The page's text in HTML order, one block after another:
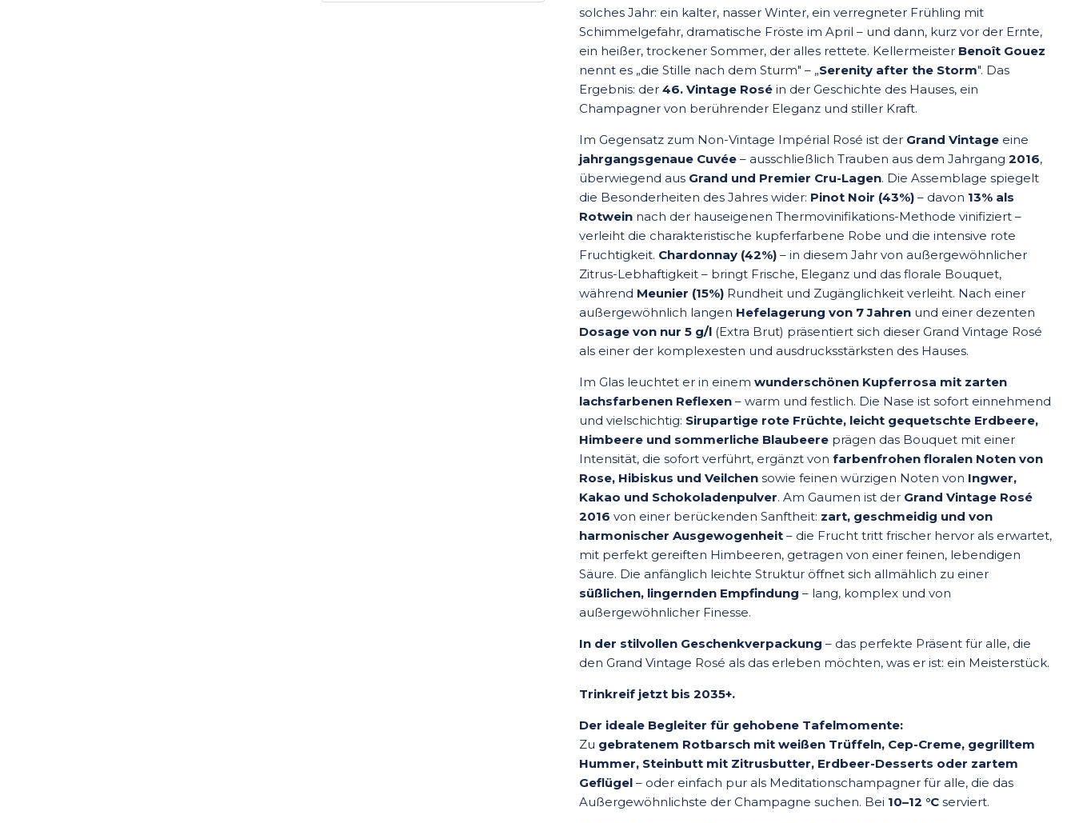
solches Jahr: ein kalter, nasser Winter, ein verregneter Frühling mit
Schimmelgefahr, dramatische Fröste im April – und dann, kurz vor der Ernte,
ein heißer, trockener Sommer, der alles rettete. Kellermeister Benoît Gouez
nennt es „die Stille nach dem Sturm" – „Serenity after the Storm". Das
Ergebnis: der 46. Vintage Roséin der Geschichte des Hauses, ein
Champagner von berührender Eleganz und stiller Kraft.
Im Gegensatz zum Non-Vintage Impérial Rosé ist der Grand Vintageeine
jahrgangsgenaue Cuvée– ausschließlich Trauben aus dem Jahrgang 2016,
überwiegend aus Grand und Premier Cru-Lagen. Die Assemblage spiegelt
die Besonderheiten des Jahres wider: Pinot Noir (43%)– davon 13% als
Rotweinnach der hauseigenen Thermovinifikations-Methode vinifiziert –
verleiht die charakteristische kupferfarbene Robe und die intensive rote
Fruchtigkeit. Chardonnay (42%)– in diesem Jahr von außergewöhnlicher
Zitrus-Lebhaftigkeit – bringt Frische, Eleganz und das florale Bouquet,
während Meunier (15%)Rundheit und Zugänglichkeit verleiht. Nach einer
außergewöhnlich langen Hefelagerung von 7 Jahrenund einer dezenten
Dosage von nur 5 g/l(Extra Brut) präsentiert sich dieser Grand Vintage Rosé
als einer der komplexesten und ausdrucksstärksten des Hauses.
Im Glas leuchtet er in einem wunderschönen Kupferrosa mit zarten
lachsfarbenen Reflexen– warm und festlich. Die Nase ist sofort einnehmend
und vielschichtig: Sirupartige rote Früchte, leicht gequetschte Erdbeere,
Himbeere und sommerliche Blaubeereprägen das Bouquet mit einer
Intensität, die sofort verführt, ergänzt von farbenfrohen floralen Noten von
Rose, Hibiskus und Veilchensowie feinen würzigen Noten von Ingwer,
Kakao und Schokoladenpulver. Am Gaumen ist der Grand Vintage Rosé
2016 von einer berückenden Sanftheit: zart, geschmeidig und von
harmonischer Ausgewogenheit– die Frucht tritt frischer hervor als erwartet,
mit perfekt gereiften Himbeeren, getragen von einer feinen, lebendigen
Säure. Die anfänglich leichte Struktur öffnet sich allmählich zu einer
süßlichen, lingernden Empfindung – lang, komplex und von
außergewöhnlicher Finesse.
In der stilvollen Geschenkverpackung – das perfekte Präsent für alle, die
den Grand Vintage Rosé als das erleben möchten, was er ist: ein Meisterstück.
Trinkreif jetzt bis 2035+.
Der ideale Begleiter für gehobene Tafelmomente:
Zu gebratenem Rotbarsch mit weißen Trüffeln, Cep-Creme, gegrilltem
Hummer, Steinbutt mit Zitrusbutter, Erdbeer-Desserts oder zartem
Geflügel– oder einfach pur als Meditationschampagner für alle, die das
Außergewöhnlichste der Champagne suchen. Bei 10–12 °Cserviert.